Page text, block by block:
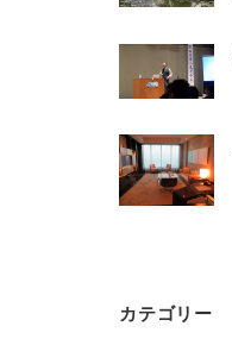
カテゴリー